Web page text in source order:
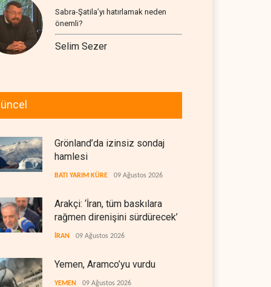
Sabra-Şatila’yı hatırlamak neden
önemli?
Selim Sezer
Grönland’da izinsiz sondaj
hamlesi
BATI YARIM KÜRE 09 Ağustos 2026
Arakçi: ‘İran, tüm baskılara
rağmen direnişini sürdürecek’
İRAN 09 Ağustos 2026
Yemen, Aramco’yu vurdu
YEMEN 09 Ağustos 2026